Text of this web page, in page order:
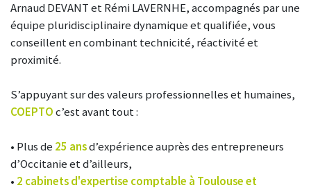
Acquisition, transmission & évaluation
Arnaud DEVANT et Rémi LAVERNHE, accompagnés par une
équipe pluridisciplinaire dynamique et qualifiée, vous
conseillent en combinant technicité, réactivité et
proximité.
S’appuyant sur des valeurs professionnelles et humaines,
COEPTOc’est avant tout :
• Plus de 25 ansd’expérience auprès des entrepreneurs
d’Occitanie et d’ailleurs,
• 2 cabinets d'expertise comptable à Toulouse et